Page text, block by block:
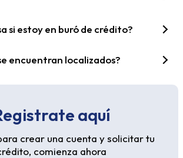
si estoy en buró de crédito?
encuentran localizados?
aquí
crear una cuenta y solicitar tu
comienza ahora